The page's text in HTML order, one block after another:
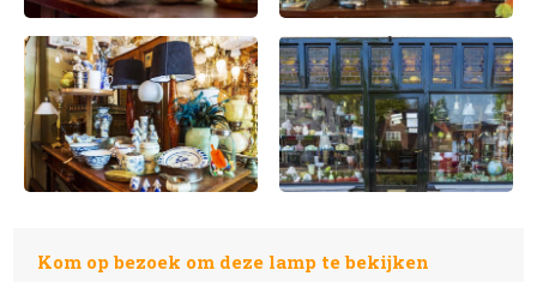
Kom op bezoek om deze lamp te bekijken